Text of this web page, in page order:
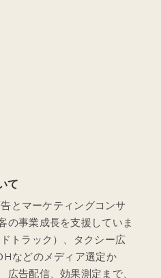
て
とマーケティングコンサ
の事業成長を支援していま
トラック）、タクシー広
などのメディア選定か
広告配信、効果測定まで、